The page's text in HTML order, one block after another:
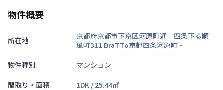
物件概要
所在地
京都府京都市下京区河原町通 四条下る順
風町311 BraTTo京都四条河原町 -
物件種別
マンション
間取り・面積
1DK / 25.44㎡